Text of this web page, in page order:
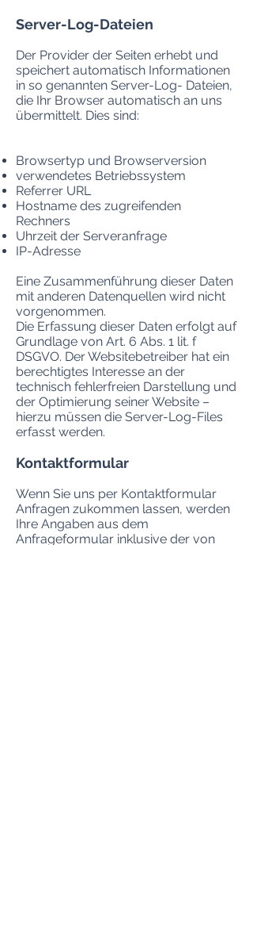
Server-Log-Dateien
Der Provider der Seiten erhebt und
speichert automatisch Informationen
in so genannten Server-Log- Dateien,
die Ihr Browser automatisch an uns
übermittelt. Dies sind:
Browsertyp und Browserversion
verwendetes Betriebssystem
Referrer URL
Hostname des zugreifenden
Rechners
Uhrzeit der Serveranfrage
IP-Adresse
Eine Zusammenführung dieser Daten
mit anderen Datenquellen wird nicht
vorgenommen.
Die Erfassung dieser Daten erfolgt auf
Grundlage von Art. 6 Abs. 1 lit. f
DSGVO. Der Websitebetreiber hat ein
berechtigtes Interesse an der
technisch fehlerfreien Darstellung und
der Optimierung seiner Website –
hierzu müssen die Server-Log-Files
erfasst werden.
Kontaktformular
Wenn Sie uns per Kontaktformular
Anfragen zukommen lassen, werden
Ihre Angaben aus dem
Anfrageformular inklusive der von